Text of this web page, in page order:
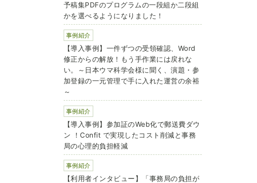
予稿集PDFのプログラムの一段組か二段組
かを選べるようになりました！
事例紹介
【導入事例】一件ずつの受領確認、Word
修正からの解放！もう手作業には戻れな
い。～日本ウマ科学会様に聞く、演題・参
加登録の一元管理で手に入れた運営の余裕
～
事例紹介
【導入事例】参加証のWeb化で郵送費ダウ
ン ！Confit で実現したコスト削減と事務
局の心理的負担軽減
事例紹介
【利用者インタビュー】「事務局の負担が